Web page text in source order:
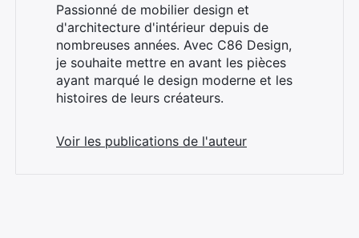
Passionné de mobilier design et
d'architecture d'intérieur depuis de
nombreuses années. Avec C86 Design,
je souhaite mettre en avant les pièces
ayant marqué le design moderne et les
histoires de leurs créateurs.
Voir les publications de l'auteur